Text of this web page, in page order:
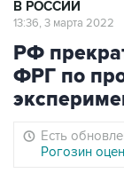
В РОССИИ
13:36, 3 марта 2022
РФ
ФРГ по
Есть
Рогозин